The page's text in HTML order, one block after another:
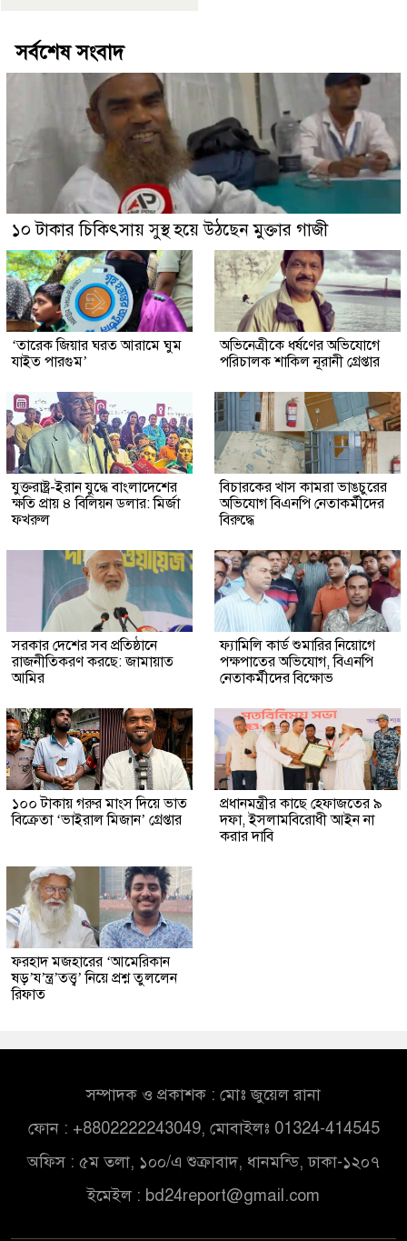
সর্বশেষ সংবাদ
১০ টাকার চিকিৎসায় সুস্থ হয়ে উঠছেন মুক্তার গাজী
‘তারেক জিয়ার ঘরত আরামে ঘুম
যাইত পারগুম’
অভিনেত্রীকে ধর্ষণের অভিযোগে
পরিচালক শাকিল নূরানী গ্রেপ্তার
যুক্তরাষ্ট্র-ইরান যুদ্ধে বাংলাদেশের
ক্ষতি প্রায় ৪ বিলিয়ন ডলার: মির্জা
ফখরুল
বিচারকের খাস কামরা ভাঙচুরের
অভিযোগ বিএনপি নেতাকর্মীদের
বিরুদ্ধে
সরকার দেশের সব প্রতিষ্ঠানে
রাজনীতিকরণ করছে: জামায়াত
আমির
ফ্যামিলি কার্ড শুমারির নিয়োগে
পক্ষপাতের অভিযোগ, বিএনপি
নেতাকর্মীদের বিক্ষোভ
১০০ টাকায় গরুর মাংস দিয়ে ভাত
বিক্রেতা ‘ভাইরাল মিজান’ গ্রেপ্তার
প্রধানমন্ত্রীর কাছে হেফাজতের ৯
দফা, ইসলামবিরোধী আইন না
করার দাবি
ফরহাদ মজহারের ‘আমেরিকান
ষড়’য’ন্ত্র’তত্ত্ব’ নিয়ে প্রশ্ন তুললেন
রিফাত
সম্পাদক ও প্রকাশক : মোঃ জুয়েল রানা
ফোন : +8802222243049, মোবাইলঃ 01324-414545
অফিস : ৫ম তলা, ১০০/এ শুক্রাবাদ, ধানমন্ডি, ঢাকা-১২০৭
ইমেইল : bd24report@gmail.com